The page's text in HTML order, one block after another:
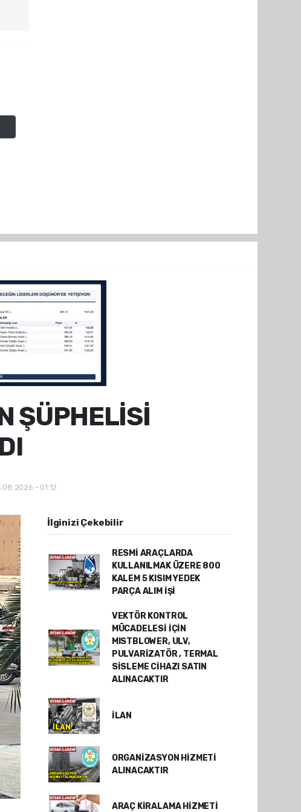
ŞÜPHELİSİ
- 01:12
İlginizi Çekebilir
RESMİ ARAÇLARDA
KULLANILMAK ÜZERE 800
KALEM 5 KISIM YEDEK
PARÇA ALIM İŞİ
VEKTÖR KONTROL
MÜCADELESİ İÇİN
MISTBLOWER, ULV,
PULVARİZATÖR , TERMAL
SİSLEME CİHAZI SATIN
ALINACAKTIR
İLAN
ORGANİZASYON HİZMETİ
ALINACAKTIR
ARAÇ KİRALAMA HİZMETİ